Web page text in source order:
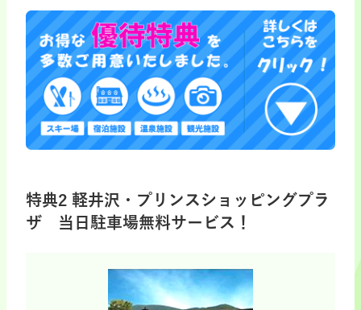
特典2 軽井沢・プリンスショッピングプラ
ザ 当日駐車場無料サービス！